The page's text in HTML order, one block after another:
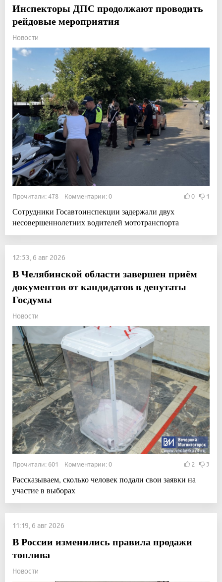
Инспекторы ДПС продолжают проводить
рейдовые мероприятия
Новости
Прочитали: 478 Комментарии: 0 0 1
Сотрудники Госавтоинспекции задержали двух
несовершеннолетних водителей мототранспорта
12:53, 6 авг 2026
В Челябинской области завершен приём
документов от кандидатов в депутаты
Госдумы
Новости
Прочитали: 601 Комментарии: 0 2 3
Рассказываем, сколько человек подали свои заявки на
участие в выборах
11:19, 6 авг 2026
В России изменились правила продажи
топлива
Новости